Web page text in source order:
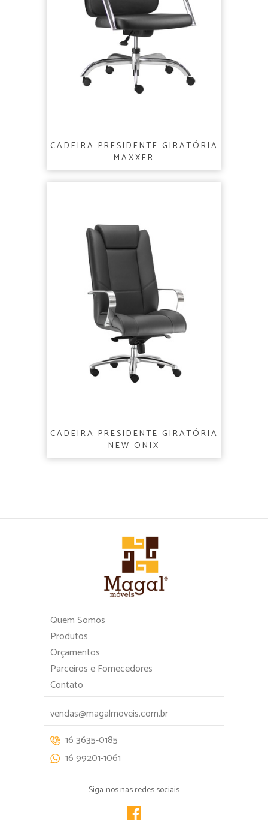
CADEIRA PRESIDENTE GIRATÓRIA
MAXXER
CADEIRA PRESIDENTE GIRATÓRIA
NEW ONIX
Quem Somos
Produtos
Orçamentos
Parceiros e Fornecedores
Contato
vendas@magalmoveis.com.br
16 3635-0185
16 99201-1061
Siga-nos nas redes sociais